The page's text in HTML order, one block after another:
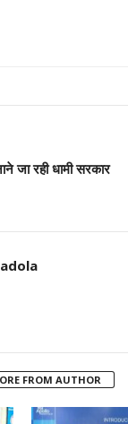
जा रही धामी सरकार
FROM AUTHOR